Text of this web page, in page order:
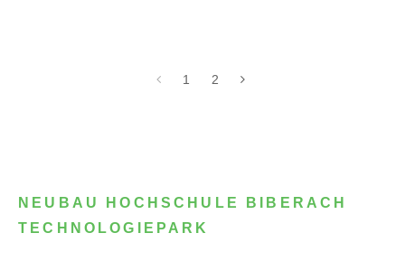
1 2
NEUBAU HOCHSCHULE BIBERACH
TECHNOLOGIEPARK